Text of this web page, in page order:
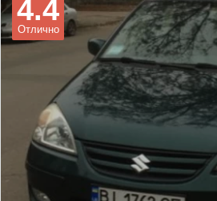
вперед-назад).
Отлично
4.4